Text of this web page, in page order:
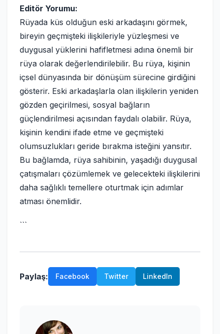
Editör Yorumu:
Rüyada küs olduğun eski arkadaşını görmek,
bireyin geçmişteki ilişkileriyle yüzleşmesi ve
duygusal yüklerini hafifletmesi adına önemli bir
rüya olarak değerlendirilebilir. Bu rüya, kişinin
içsel dünyasında bir dönüşüm sürecine girdiğini
gösterir. Eski arkadaşlarla olan ilişkilerin yeniden
gözden geçirilmesi, sosyal bağların
güçlendirilmesi açısından faydalı olabilir. Rüya,
kişinin kendini ifade etme ve geçmişteki
olumsuzlukları geride bırakma isteğini yansıtır.
Bu bağlamda, rüya sahibinin, yaşadığı duygusal
çatışmaları çözümlemek ve gelecekteki ilişkilerini
daha sağlıklı temellere oturtmak için adımlar
atması önemlidir.
```
Paylaş: Facebook Twitter LinkedIn